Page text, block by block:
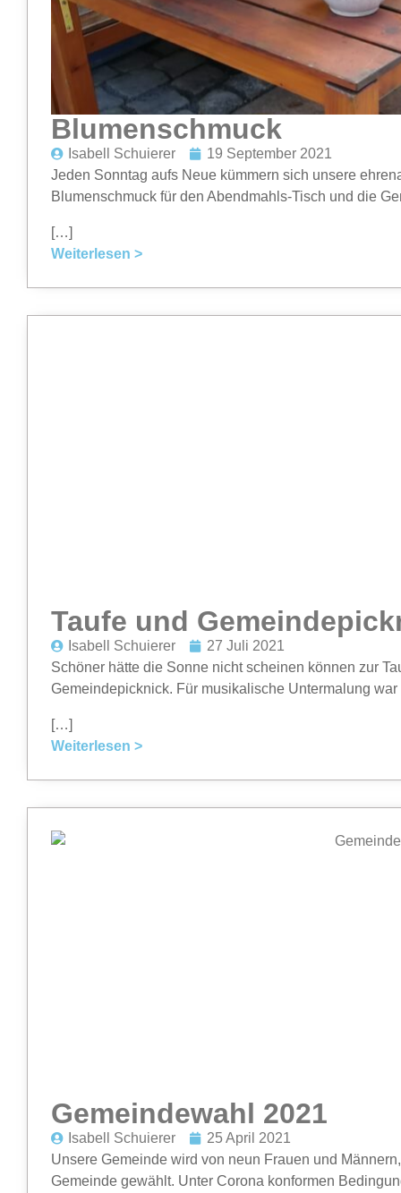
Blumenschmuck
Isabell Schuierer
19 September 2021
Jeden Sonntag aufs Neue kümmern sich unsere
Blumenschmuck für den Abendmahls-Tisch und die
[…]
Weiterlesen >
Taufe und
Isabell Schuierer
27 Juli 2021
Schöner hätte die Sonne nicht scheinen können zur
Gemeindepicknick. Für musikalische Untermalung war
[…]
Weiterlesen >
Gemeindewahl 2021
Isabell Schuierer
25 April 2021
Unsere Gemeinde wird von neun Frauen und
Gemeinde gewählt. Unter Corona konformen